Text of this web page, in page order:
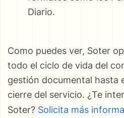
Diario.
Como puedes ver, Soter
todo el ciclo de vida del
gestión documental hasta
cierre del servicio. ¿Te
Soter? Solicita más